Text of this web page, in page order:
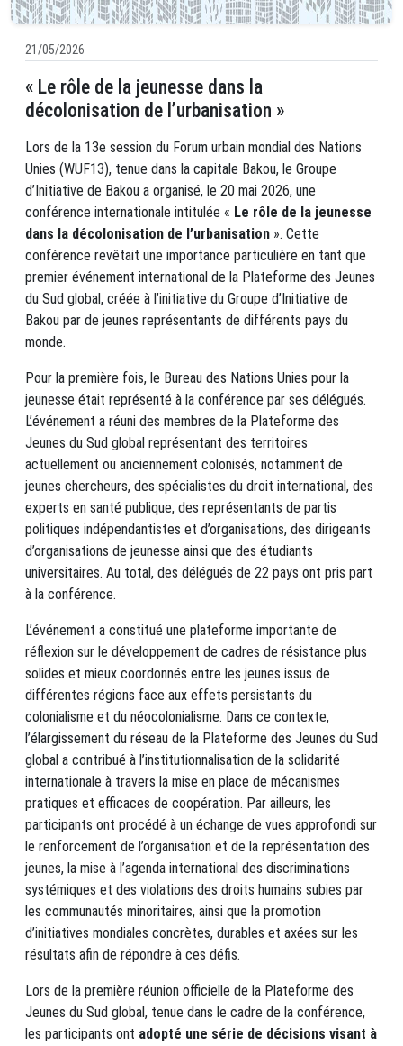
21/05/2026
« Le rôle de la jeunesse dans la
décolonisation de l’urbanisation »
Lors de la 13e session du Forum urbain mondial des Nations
Unies (WUF13), tenue dans la capitale Bakou, le Groupe
d’Initiative de Bakou a organisé, le 20 mai 2026, une
conférence internationale intitulée « Le rôle de la jeunesse
dans la décolonisation de l’urbanisation ». Cette
conférence revêtait une importance particulière en tant que
premier événement international de la Plateforme des Jeunes
du Sud global, créée à l’initiative du Groupe d’Initiative de
Bakou par de jeunes représentants de différents pays du
monde.
Pour la première fois, le Bureau des Nations Unies pour la
jeunesse était représenté à la conférence par ses délégués.
L’événement a réuni des membres de la Plateforme des
Jeunes du Sud global représentant des territoires
actuellement ou anciennement colonisés, notamment de
jeunes chercheurs, des spécialistes du droit international, des
experts en santé publique, des représentants de partis
politiques indépendantistes et d’organisations, des dirigeants
d’organisations de jeunesse ainsi que des étudiants
universitaires. Au total, des délégués de 22 pays ont pris part
à la conférence.
L’événement a constitué une plateforme importante de
réflexion sur le développement de cadres de résistance plus
solides et mieux coordonnés entre les jeunes issus de
différentes régions face aux effets persistants du
colonialisme et du néocolonialisme. Dans ce contexte,
l’élargissement du réseau de la Plateforme des Jeunes du Sud
global a contribué à l’institutionnalisation de la solidarité
internationale à travers la mise en place de mécanismes
pratiques et efficaces de coopération. Par ailleurs, les
participants ont procédé à un échange de vues approfondi sur
le renforcement de l’organisation et de la représentation des
jeunes, la mise à l’agenda international des discriminations
systémiques et des violations des droits humains subies par
les communautés minoritaires, ainsi que la promotion
d’initiatives mondiales concrètes, durables et axées sur les
résultats afin de répondre à ces défis.
Lors de la première réunion officielle de la Plateforme des
Jeunes du Sud global, tenue dans le cadre de la conférence,
les participants ont adopté une série de décisions visant à